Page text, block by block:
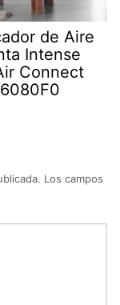
de Aire
Intense
Connect
Los campos